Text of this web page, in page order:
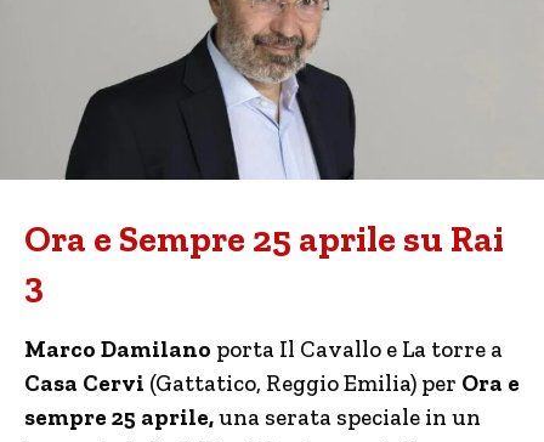
Ora e Sempre 25 aprile su Rai
3
Marco Damilano porta Il Cavallo e La torre a
Casa Cervi (Gattatico, Reggio Emilia) per Ora e
sempre 25 aprile,una serata speciale in un